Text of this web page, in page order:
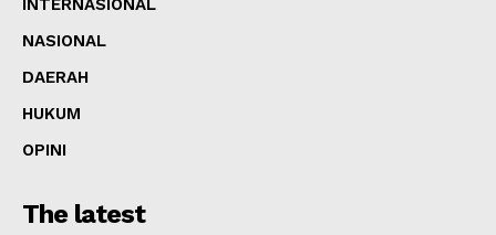
INTERNASIONAL
NASIONAL
DAERAH
HUKUM
OPINI
The latest